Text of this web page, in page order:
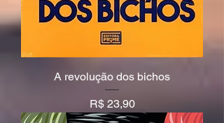
A revolução dos bichos
Preço
R$ 23,90